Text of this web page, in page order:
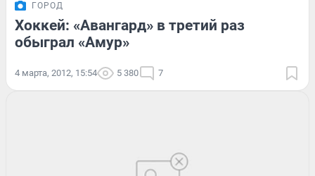
ГОРОД
Хоккей: «Авангард» в третий раз
обыграл «Амур»
4 марта, 2012, 15:54 5 380 7